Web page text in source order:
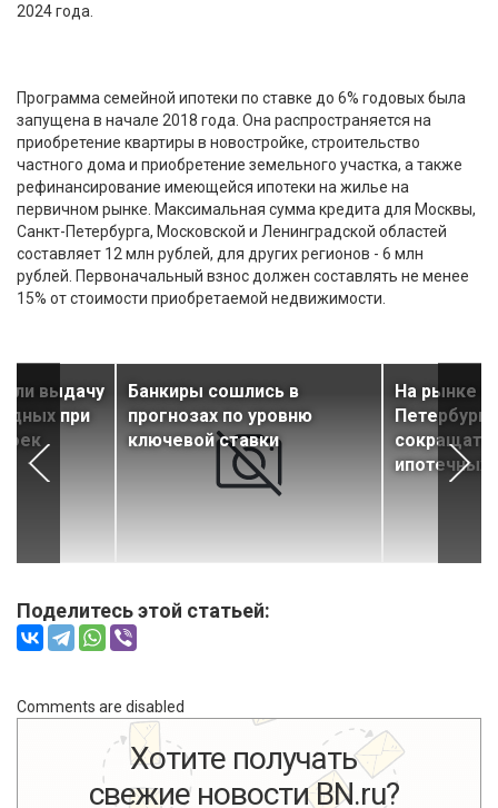
2024 года.
Программа семейной ипотеки по ставке до 6% годовых была
запущена в начале 2018 года. Она распространяется на
приобретение квартиры в новостройке, строительство
частного дома и приобретение земельного участка, а также
рефинансирование имеющейся ипотеки на жилье на
первичном рынке. Максимальная сумма кредита для Москвы,
Санкт-Петербурга, Московской и Ленинградской областей
составляет 12 млн рублей, для других регионов - 6 млн
рублей. Первоначальный взнос должен составлять не менее
15% от стоимости приобретаемой недвижимости.
выдачу
при
Банкиры сошлись в
прогнозах по уровню
ключевой ставки
На рынке
ипотечных
Поделитесь этой статьей:
Comments are disabled
Хотите получать
свежие новости BN.ru?